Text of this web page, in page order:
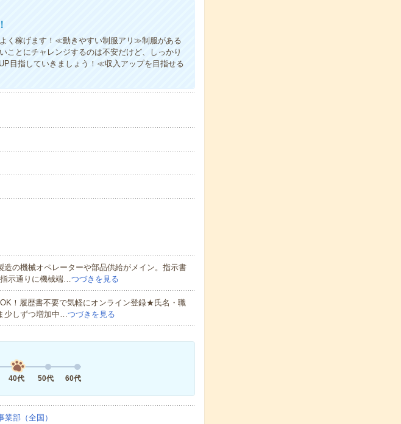
く稼げます！≪動きやすい制服アリ≫制服がある
とにチャレンジするのは不安だけど、しっかり
目指していきましょう！≪収入アップを目指せる
の機械オペレーターや部品供給がメイン。指示書
示通りに機械端…つづきを見る
！履歴書不要で気軽にオンライン登録★氏名・職
少しずつ増加中…つづきを見る
40代 50代 60代
部（全国）